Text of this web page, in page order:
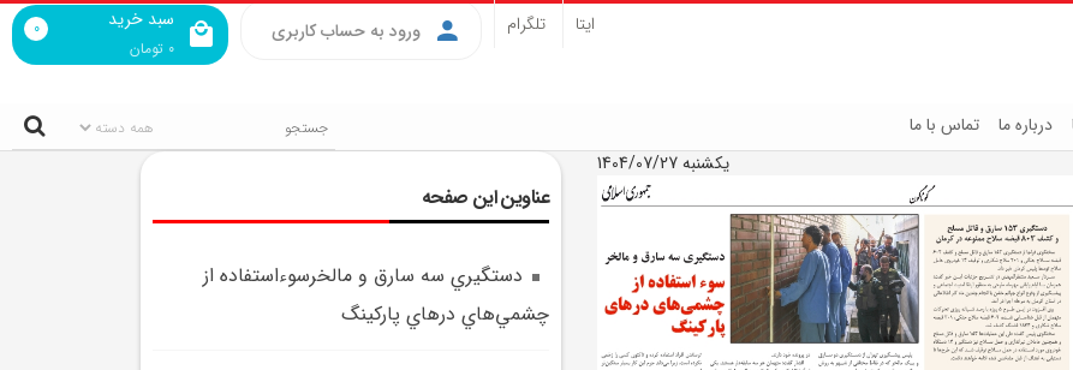
سبد خرید
0 تومان
0 ورود به حساب کاربری ایتا تلگرام
درباره ما تماس با ما
یکشنبه 1404/07/27
عناوین این صفحه
دستگيري سه سارق و مالخرسوء‌استفاده از
چشمي‌هاي درهاي پارکينگ